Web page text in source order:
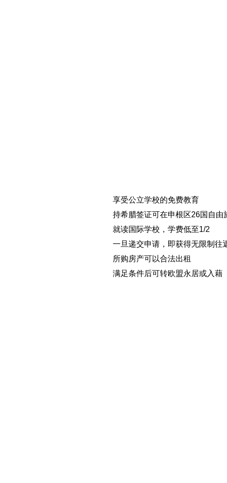
享受公立学校的免费教育
持希腊签证可在申根区26国自由
就读国际学校，学费低至1/2
一旦递交申请，即获得无限制往
所购房产可以合法出租
满足条件后可转欧盟永居或入藉